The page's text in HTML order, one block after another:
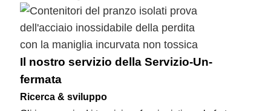
Il nostro servizio della Servizio-Un-
fermata
Ricerca & sviluppo